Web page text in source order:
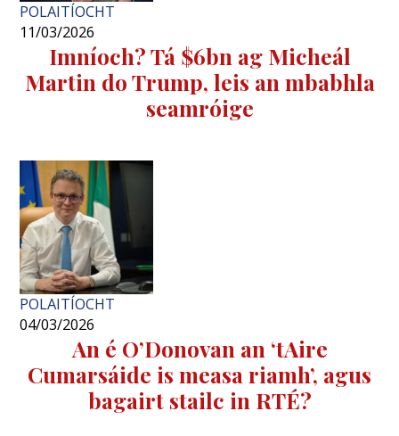
POLAITÍOCHT
11/03/2026
Imníoch? Tá $6bn ag Micheál
Martin do Trump, leis an mbabhla
seamróige
POLAITÍOCHT
04/03/2026
An é O’Donovan an ‘tAire
Cumarsáide is measa riamh’, agus
bagairt stailc in RTÉ?